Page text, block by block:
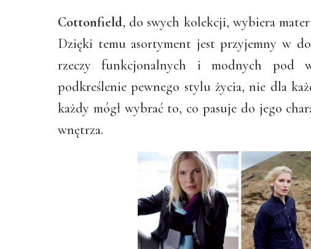
Cottonfield, do swych kolekcji, wybiera
Dzięki temu asortyment jest przyjemny w
rzeczy funkcjonalnych i modnych pod
podkreślenie pewnego stylu życia, nie dla
każdy mógł wybrać to, co pasuje do jego
wnętrza.